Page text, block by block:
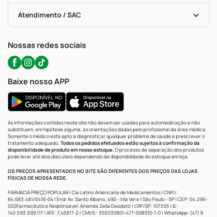
Bulas De A A Z
Políticas De Marketplace
Autoteste Covid-19
Certificado De Segurança
Portal Da Privacidade
Atendimento / SAC
WhatsApp (47) 9202-1687
Nossas redes sociais
Baixe nosso APP
As informações contidas neste site não devem ser usadas para automedicação e não
substituem, em hipótese alguma, as orientações dadas pelo profissional da área médica.
Somente o médico está apto a diagnosticar qualquer problema de saúde e prescrever o
tratamento adequado. Todos os pedidos efetuados estão sujeitos à confirmação da
disponibilidade de produto em nosso estoque.O processo de separação dos produtos
pode levar até dois dias úteis dependendo da disponibilidade do estoque em loja.
OS PREÇOS APRESENTADOS NO SITE SÃO DIFERENTES DOS PREÇOS DAS LOJAS
FÍSICAS DE NOSSA REDE.
FARMÁCIA PREÇO POPULAR | Cia Latino Americana de Medicamentos | CNPJ:
84.683.481/0416-04 | End: Av. Santo Albano, 490 - Vila Vera | São Paulo - SP | CEP: 04.296-
000Farmacêutica Responsável: Amanda Zelia Deodato | CRF/SP: 107393 | IE:
140.593.699.117 | AFE: 7.45817-2 | CMVS - 355030801-477-008910-1-0 | WhatsApp: (47) 9